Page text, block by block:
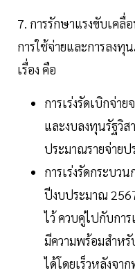
7. การรักษาแรงขับเคลื่
การใช้จ่ายและการลงทุ
เรื่อง คือ
การเร่งรัดเบิกจ่า
และงบลงทุนรัฐวิ
ประมาณรายจ่ายป
การเร่งรัดกระบว
ปีงบประมาณ
ไว้ ควบคู่ไปกับการ
มีความพร้อมสำหรั
ได้โดยเร็วหลังจ